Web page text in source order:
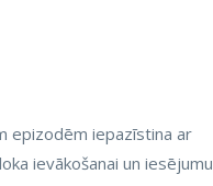
epizodēm iepazīstina ar
ievākošanai un iesējumu